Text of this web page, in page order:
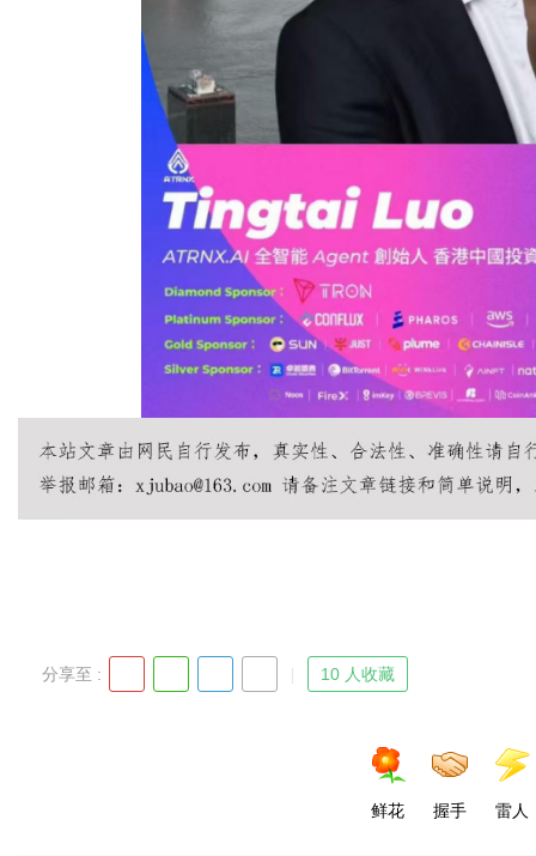
分享至 : 10 人收藏
鲜花 握手 雷人